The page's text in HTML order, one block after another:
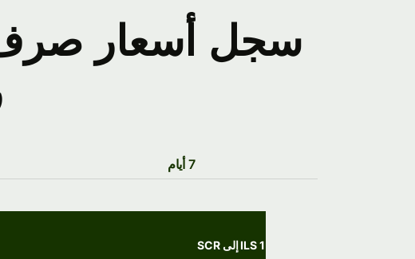
سجل أسعار صرف
7 أيام
1 ILS إلى SCR